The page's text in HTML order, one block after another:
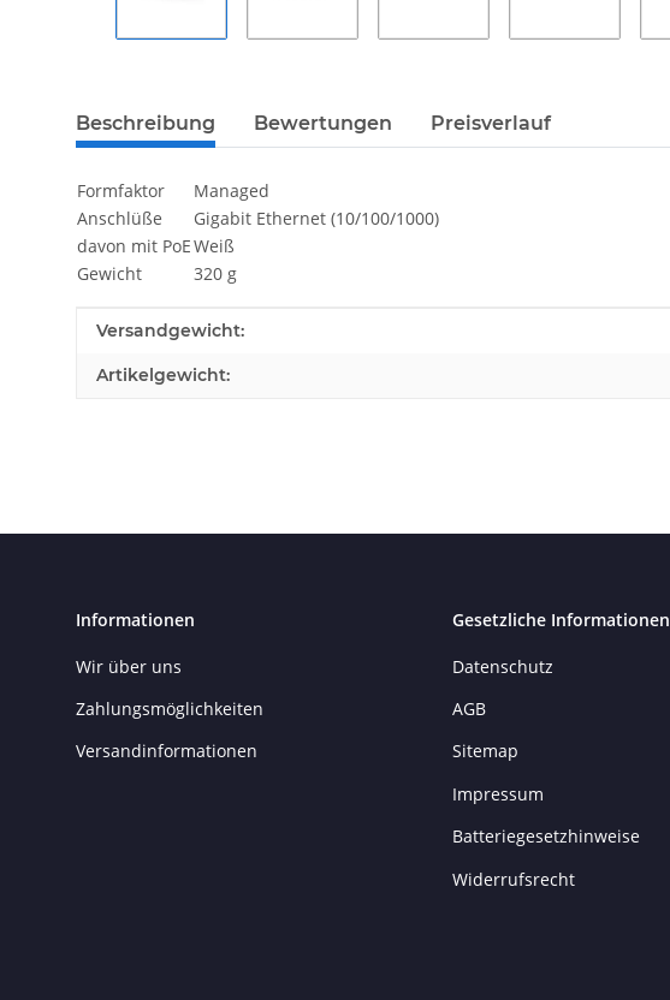
Beschreibung Bewertungen Preisverlauf
Formfaktor
Managed
Anschlüße
Gigabit Ethernet (10/100/1000)
davon mit PoEWeiß
Gewicht
320 g
Produkteigenschaft
Wert
Versandgewicht:
Artikelgewicht:
Informationen
Wir über uns
Zahlungsmöglichkeiten
Versandinformationen
Gesetzliche Informationen
Datenschutz
AGB
Sitemap
Impressum
Batteriegesetzhinweise
Widerrufsrecht